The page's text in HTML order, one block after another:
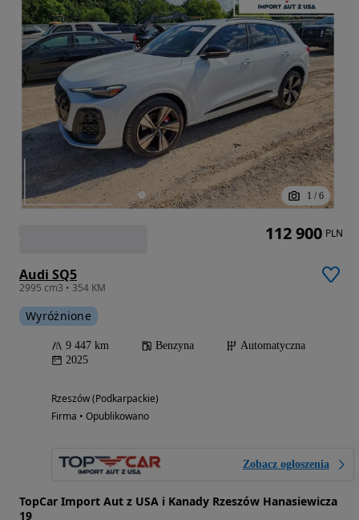
1 / 6
Audi SQ5
2995 cm3 • 354 KM
Wyróżnione
9 447 km Benzyna
Automatyczna
2025
Rzeszów (Podkarpackie)
Firma • Opublikowano
Zobacz ogłoszenia
TopCar Import Aut z USA i Kanady Rzeszów Hanasiewicza
19
112 900 PLN